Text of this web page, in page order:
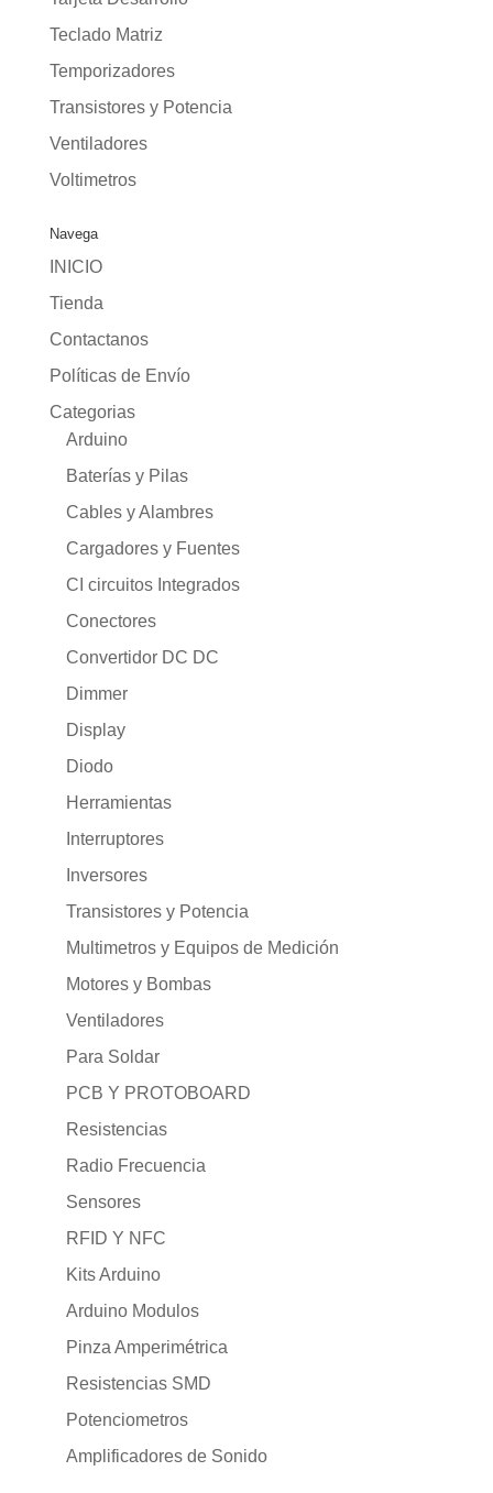
Teclado Matriz
Temporizadores
Transistores y Potencia
Ventiladores
Voltimetros
Navega
INICIO
Tienda
Contactanos
Políticas de Envío
Categorias
Arduino
Baterías y Pilas
Cables y Alambres
Cargadores y Fuentes
CI circuitos Integrados
Conectores
Convertidor DC DC
Dimmer
Display
Diodo
Herramientas
Interruptores
Inversores
Transistores y Potencia
Multimetros y Equipos de Medición
Motores y Bombas
Ventiladores
Para Soldar
PCB Y PROTOBOARD
Resistencias
Radio Frecuencia
Sensores
RFID Y NFC
Kits Arduino
Arduino Modulos
Pinza Amperimétrica
Resistencias SMD
Potenciometros
Amplificadores de Sonido